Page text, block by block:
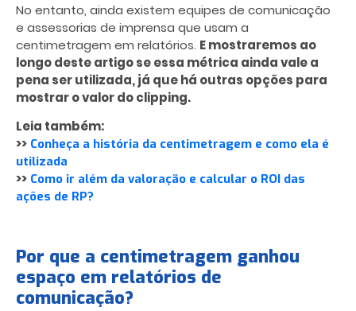
No entanto, ainda existem equipes de comunicação
e assessorias de imprensa que usam a
centimetragem em relatórios. E mostraremos ao
longo deste artigo se essa métrica ainda vale a
pena ser utilizada, já que há outras opções para
mostrar o valor do clipping.
Leia também:
>> Conheça a história da centimetragem e como ela é
utilizada
>> Como ir além da valoração e calcular o ROI das
ações de RP?
Por que a centimetragem ganhou
espaço em relatórios de
comunicação?